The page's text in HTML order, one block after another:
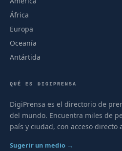
África
Europa
Oceanía
Antártida
QUÉ ES DIGIPRENSA
DigiPrensa es el directorio de
del mundo. Encuentra miles de
país y ciudad, con acceso directo
Sugerir un medio →